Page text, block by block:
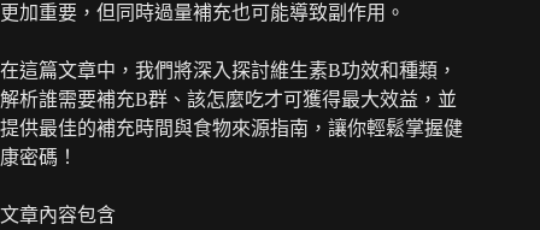
更加重要，但同時過量補充也可能導致副作用。
在這篇文章中，我們將深入探討維生素B功效和種類，
解析誰需要補充B群、該怎麼吃才可獲得最大效益，並
提供最佳的補充時間與食物來源指南，讓你輕鬆掌握健
康密碼！
文章內容包含